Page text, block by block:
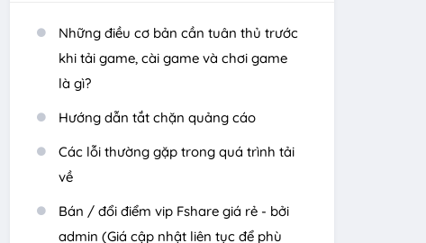
Những điều cơ bản cần tuân thủ trước
khi tải game, cài game và chơi game
là gì?
Hướng dẫn tắt chặn quảng cáo
Các lỗi thường gặp trong quá trình tải
về
Bán / đổi điểm vip Fshare giá rẻ - bởi
admin (Giá cập nhật liên tục để phù